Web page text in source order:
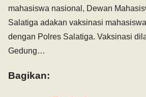
mahasiswa nasional, Dewan
Salatiga adakan vaksinasi
dengan Polres Salatiga. Vaksinasi
Gedung…
Bagikan: